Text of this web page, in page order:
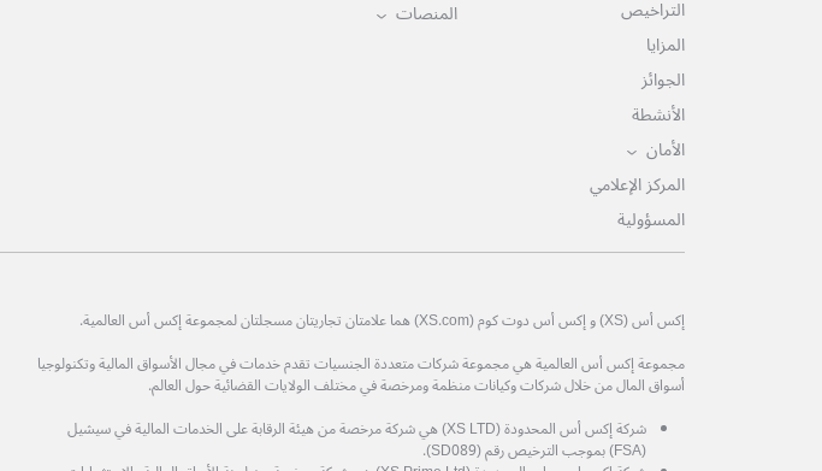
التراخيص
المزايا
الجوائز
الأنشطة
الأمان
المركز الإعلامي
المسؤولية
المنصات
إكس أس (XS) و إكس أس دوت كوم (XS.com) هما علامتان تجاريتان مسجلتان لمجموعة إكس أس العالمية.
مجموعة إكس أس العالمية هي مجموعة شركات متعددة الجنسيات تقدم خدمات في مجال الأسواق المالية وتكنولوجيا
أسواق المال من خلال شركات وكيانات منظمة ومرخصة في مختلف الولايات القضائية حول العالم.
شركة إكس أس المحدودة (XS LTD) هي شركة مرخصة من هيئة الرقابة على الخدمات المالية في سيشيل
(FSA) بموجب الترخيص رقم (SD089).